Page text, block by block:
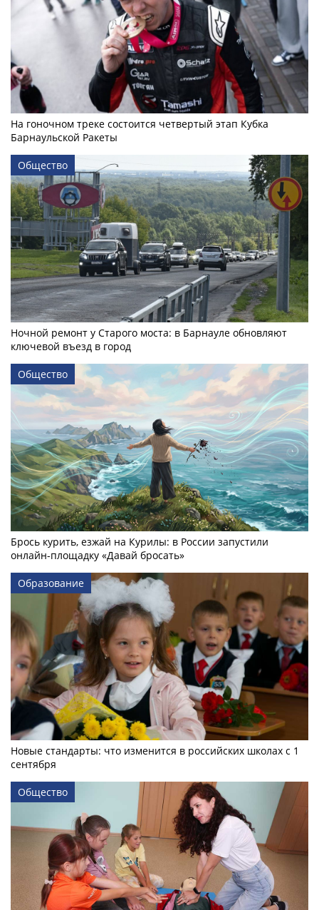
На гоночном треке состоится четвертый этап Кубка
Барнаульской Ракеты
Общество
Ночной ремонт у Старого моста: в Барнауле обновляют
ключевой въезд в город
Общество
Брось курить, езжай на Курилы: в России запустили
онлайн-­площадку «Давай бросать»
Образование
Новые стандарты: что изменится в российских школах с 1
сентября
Общество